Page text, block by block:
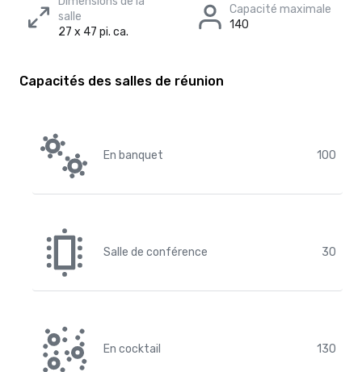
salle
27 x 47 pi. ca.
Capacité maximale
140
Capacités des salles de réunion
En banquet 100
Salle de conférence 30
En cocktail 130